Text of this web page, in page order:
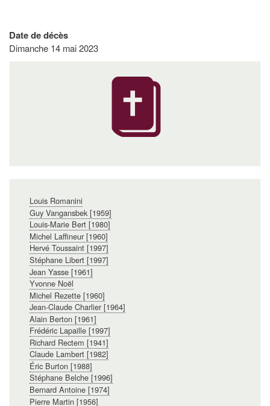
Date de décès
Dimanche 14 mai 2023
principale
Louis Romanini
Guy Vangansbek [1959]
Louis-Marie Bert [1980]
Michel Laffineur [1960]
Hervé Toussaint [1997]
Stéphane Libert [1997]
Jean Yasse [1961]
Yvonne Noël
Michel Rezette [1960]
Jean-Claude Charlier [1964]
Alain Berton [1961]
Frédéric Lapaille [1997]
Richard Rectem [1941]
Claude Lambert [1982]
Éric Burton [1988]
Stéphane Belche [1996]
Bernard Antoine [1974]
Pierre Martin [1956]